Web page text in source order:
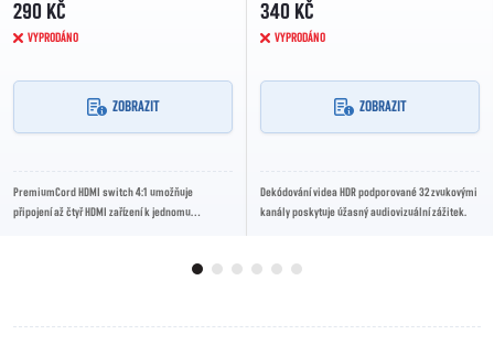
290 KČ
VYPRODÁNO
ZOBRAZIT
PremiumCord HDMI switch 4:1 umožňuje
připojení až čtyř HDMI zařízení k jednomu
340 KČ
VYPRODÁNO
ZOBRAZIT
Dekódování videa HDR podporované 32 zvukovými
kanály poskytuje úžasný audiovizuální zážitek.